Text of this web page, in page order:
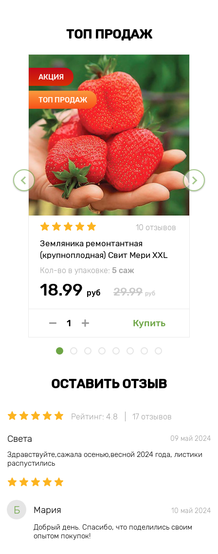
ТОП ПРОДАЖ
АКЦИЯ
ТОП ПРОДАЖ
10 отзывов
Земляника ремонтантная
(крупноплодная) Свит Мери XXL
Кол-во в упаковке: 5 саж
18.99 руб 29.99 руб
Купить
ОСТАВИТЬ ОТЗЫВ
Рейтинг: 4.8 17 отзывов
Света 09 май 2024
Здравствуйте,сажала осенью,весной 2024 года, листики
распустились
Б Мария 10 май 2024
Добрый день. Спасибо, что поделились своим
опытом покупок!